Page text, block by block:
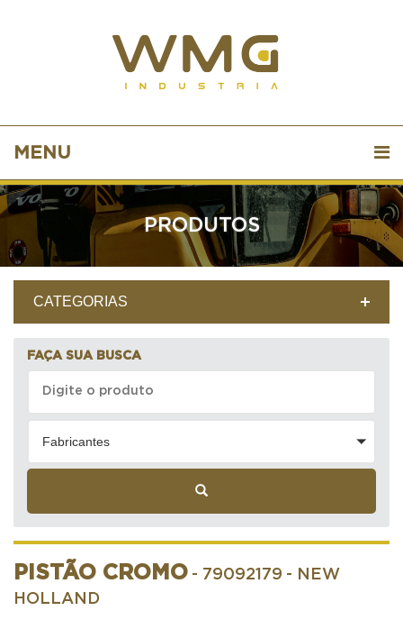
MENU
PRODUTOS
CATEGORIAS
FAÇA SUA BUSCA
Fabricantes
PISTÃO CROMO - 79092179 - NEW
HOLLAND